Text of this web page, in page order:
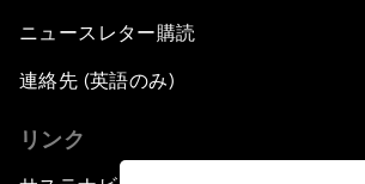
ニュースレター購読
連絡先 (英語のみ)
リンク